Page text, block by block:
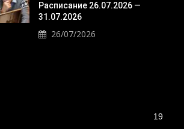
Расписание 26.07.2026 —
31.07.2026
26/07/2026
19